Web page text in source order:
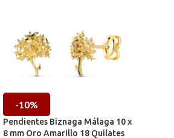
-10%
Pendientes Biznaga Málaga 10 x
8 mm Oro Amarillo 18 Quilates